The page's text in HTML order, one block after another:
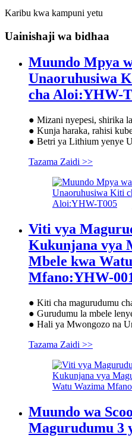
Karibu kwa kampuni yetu
Uainishaji wa bidhaa
Muundo Mpya
Unaoruhusiwa
cha Aloi:YHW-
● Mizani nyepesi, shirika
● Kunja haraka, rahisi
● Betri ya Lithium yenye
Tazama Zaidi >>
Viti vya
Kukunjana vya
Mbele kwa
Mfano:YHW-
● Kiti cha magurudumu
● Gurudumu la mbele
● Hali ya Mwongozo na
Tazama Zaidi >>
Muundo wa
Magurudumu 3